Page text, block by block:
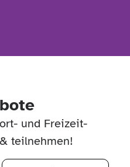
und Freizeit-
teilnehmen!